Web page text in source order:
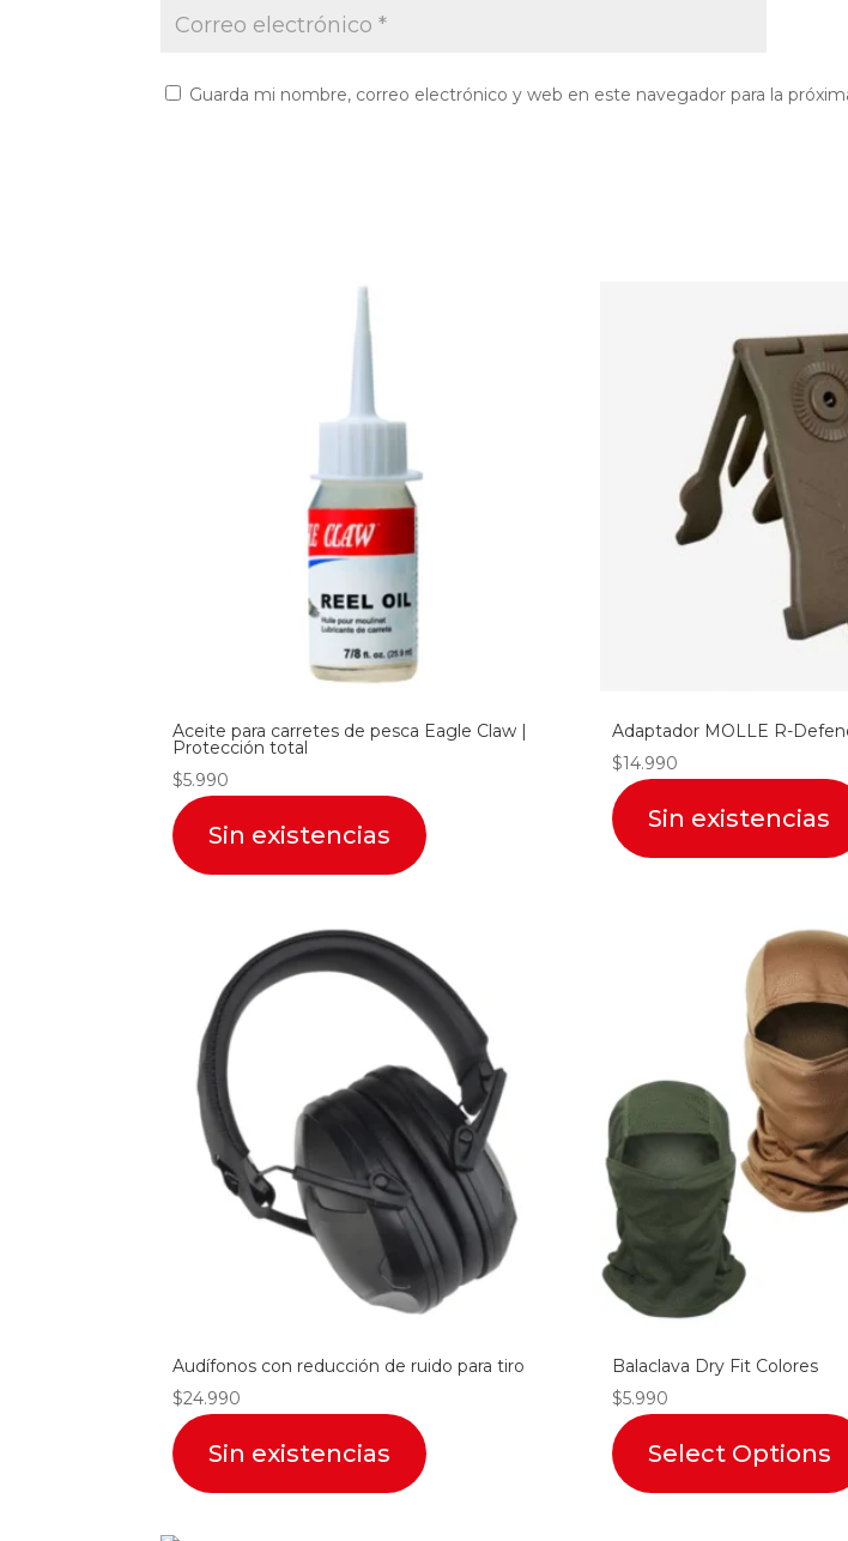
Guarda mi nombre, correo electrónico y web en este navegador para la
Aceite para carretes de pesca Eagle Claw |
Protección total
$5.990
Sin existencias
Adaptador MOLLE R-
$14.990
Sin existencias
Audífonos con reducción de ruido para tiro
$24.990
Sin existencias
Balaclava Dry Fit Colores
$5.990
Select Options